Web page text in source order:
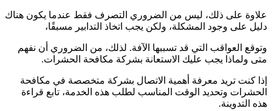
علاوة على ذلك، ليس من الضروري التصرف فقط عندما يكون هناك
دليل على وجود المشكلة، ولكن يجب اتخاذ التدابير مسبقًا،
وتوقع العواقب التي قد تسببها الآفة. لذلك، من الضروري أن نفهم
متى ولماذا يجب عليك الاستعانة بشركة مكافحة الحشرات.
إذا كنت تريد معرفة أهمية الاتصال بشركة متخصصة في مكافحة
الحشرات وتحديد الوقت المناسب لطلب هذه الخدمة، تابع قراءة
هذه التدوينة.